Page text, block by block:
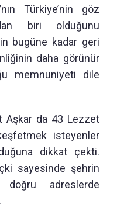
Türkiye’nin göz
biri olduğunu
bugüne kadar geri
daha görünür
memnuniyeti dile
Aşkar da 43 Lezzet
keşfetmek isteyenler
dikkat çekti.
sayesinde şehrin
adreslerde